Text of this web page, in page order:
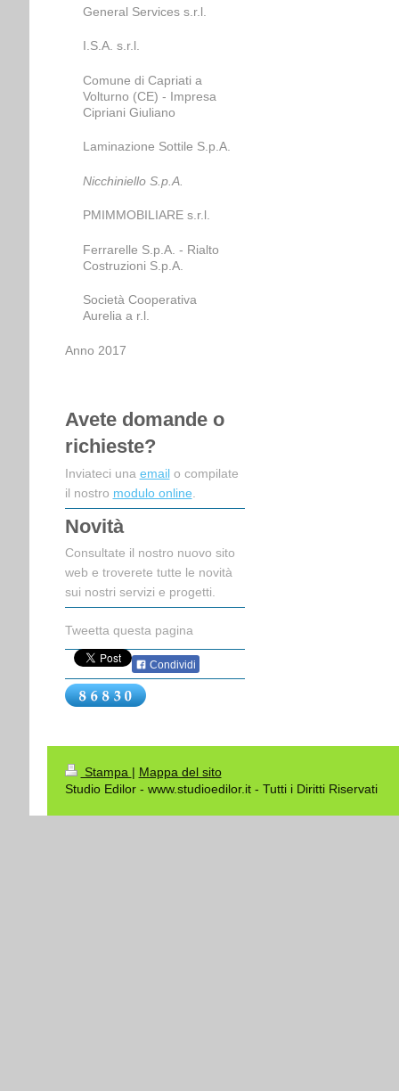
General Services s.r.l.
I.S.A. s.r.l.
Comune di Capriati a
Volturno (CE) - Impresa
Cipriani Giuliano
Laminazione Sottile S.p.A.
Nicchiniello S.p.A.
PMIMMOBILIARE s.r.l.
Ferrarelle S.p.A. - Rialto
Costruzioni S.p.A.
Società Cooperativa
Aurelia a r.l.
Anno 2017
Avete domande o
richieste?
Inviateci una emailo compilate
il nostro modulo online
Novità
Consultate il nostro nuovo sito
web e troverete tutte le novità
sui nostri servizi e progetti.
Tweetta questa pagina
Condividi
Stampa | Mappa del sito
Studio Edilor - www.studioedilor.it - Tutti i Diritti Riservati